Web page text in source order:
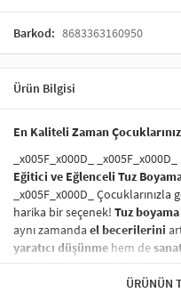
Barkod: 8683363160950
Ürün Bilgisi
En Kaliteli Zaman
_x005F_x000D_ _x005F_x000D_
Eğitici ve Eğlenceli Tuz
_x005F_x000D_ Çocuklarınızla
harika bir seçenek! Tuz
aynı zamanda el becerilerini
yaratıcı düşünme hem de
çocuklarınince motor
eğitici oyunlar
ÜRÜNÜN